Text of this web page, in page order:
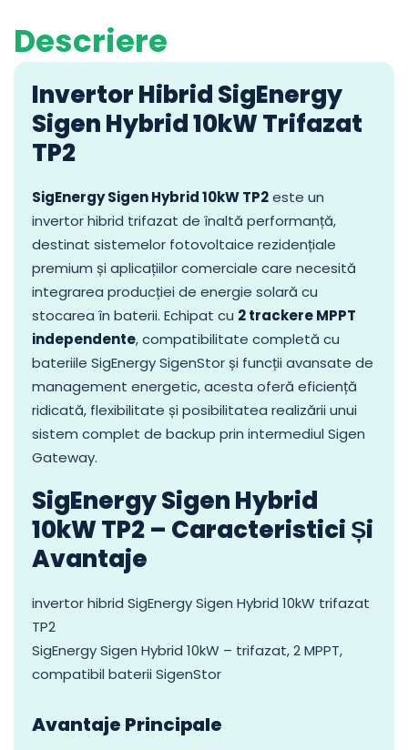
Descriere
Invertor Hibrid SigEnergy
Sigen Hybrid 10kW Trifazat
TP2
SigEnergy Sigen Hybrid 10kW TP2este un
invertor hibrid trifazat de înaltă performanță,
destinat sistemelor fotovoltaice rezidențiale
premium și aplicațiilor comerciale care necesită
integrarea producției de energie solară cu
stocarea în baterii. Echipat cu 2 trackere MPPT
independente, compatibilitate completă cu
bateriile SigEnergy SigenStor și funcții avansate de
management energetic, acesta oferă eficiență
ridicată, flexibilitate și posibilitatea realizării unui
sistem complet de backup prin intermediul Sigen
Gateway.
SigEnergy Sigen Hybrid
10kW TP2 – Caracteristici Și
Avantaje
invertor hibrid SigEnergy Sigen Hybrid 10kW trifazat
TP2
SigEnergy Sigen Hybrid 10kW – trifazat, 2 MPPT,
compatibil baterii SigenStor
Avantaje Principale